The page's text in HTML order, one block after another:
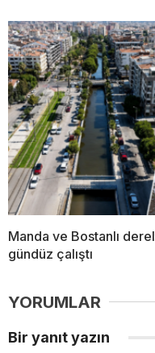
Manda ve Bostanlı
gündüz çalıştı
YORUMLAR
Bir yanıt yazın